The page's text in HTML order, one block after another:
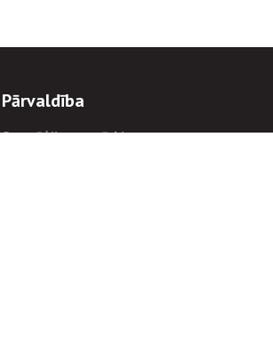
Pārvaldība
Stratēģija un mērķi